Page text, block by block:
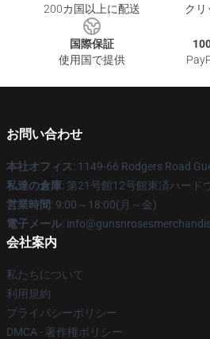
200カ国以上に配送
ク
国際保証
使用国で提供
お問い合わせ
本社オフィス: 1149-66 Rodgers Road
私達の倉庫: 第21号館12号館東済ハード
営業時間: 9:00～18:00(月～金)
電子メール:
会社案内
私たちについて
利用規約
プライバシーポリシー
DMCA - 著作権ポリシー